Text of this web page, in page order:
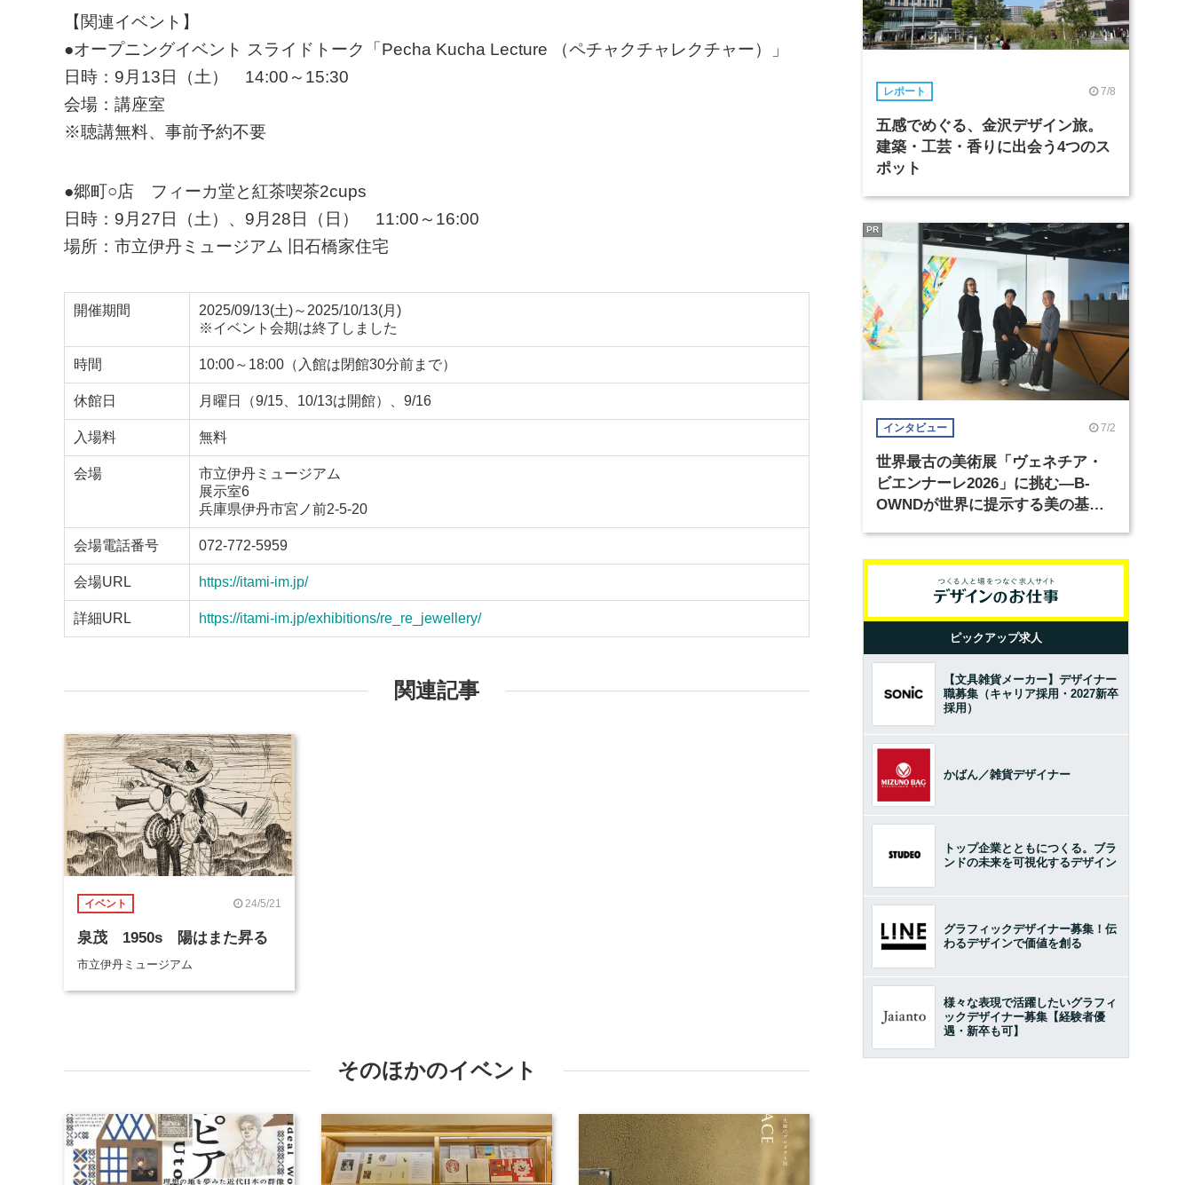
【関連イベント】
●オープニングイベント スライドトーク「Pecha Kucha Lecture （ペチャクチャレクチャー）」
日時：9月13日（土） 14:00～15:30
会場：講座室
※聴講無料、事前予約不要
●郷町○店 フィーカ堂と紅茶喫茶2cups
日時：9月27日（土）、9月28日（日） 11:00～16:00
場所：市立伊丹ミュージアム 旧石橋家住宅
開催期間
2025/09/13(土)～2025/10/13(月)
※イベント会期は終了しました
時間 10:00～18:00（入館は閉館30分前まで）
休館日 月曜日（9/15、10/13は開館）、9/16
入場料 無料
会場
市立伊丹ミュージアム
展示室6
兵庫県伊丹市宮ノ前2-5-20
会場電話番号 072-772-5959
会場URL https://itami-im.jp/
詳細URL https://itami-im.jp/exhibitions/re_re_jewellery/
関連記事
イベント 24/5/21
泉茂 1950s 陽はまた昇る
市立伊丹ミュージアム
そのほかのイベント
レポート 7/8
五感でめぐる、金沢デザイン旅。
建築・工芸・香りに出会う4つのス
ポット
インタビュー 7/2
世界最古の美術展「ヴェネチア・
ビエンナーレ2026」に挑む―B-
OWNDが世界に提示する美の基準
PR
ピックアップ求人
【文具雑貨メーカー】デザイナー
職募集（キャリア採用・2027新卒
採用）
かばん／雑貨デザイナー
トップ企業とともにつくる。ブラ
ンドの未来を可視化するデザイン
グラフィックデザイナー募集！伝
わるデザインで価値を創る
様々な表現で活躍したいグラフィ
ックデザイナー募集【経験者優
遇・新卒も可】